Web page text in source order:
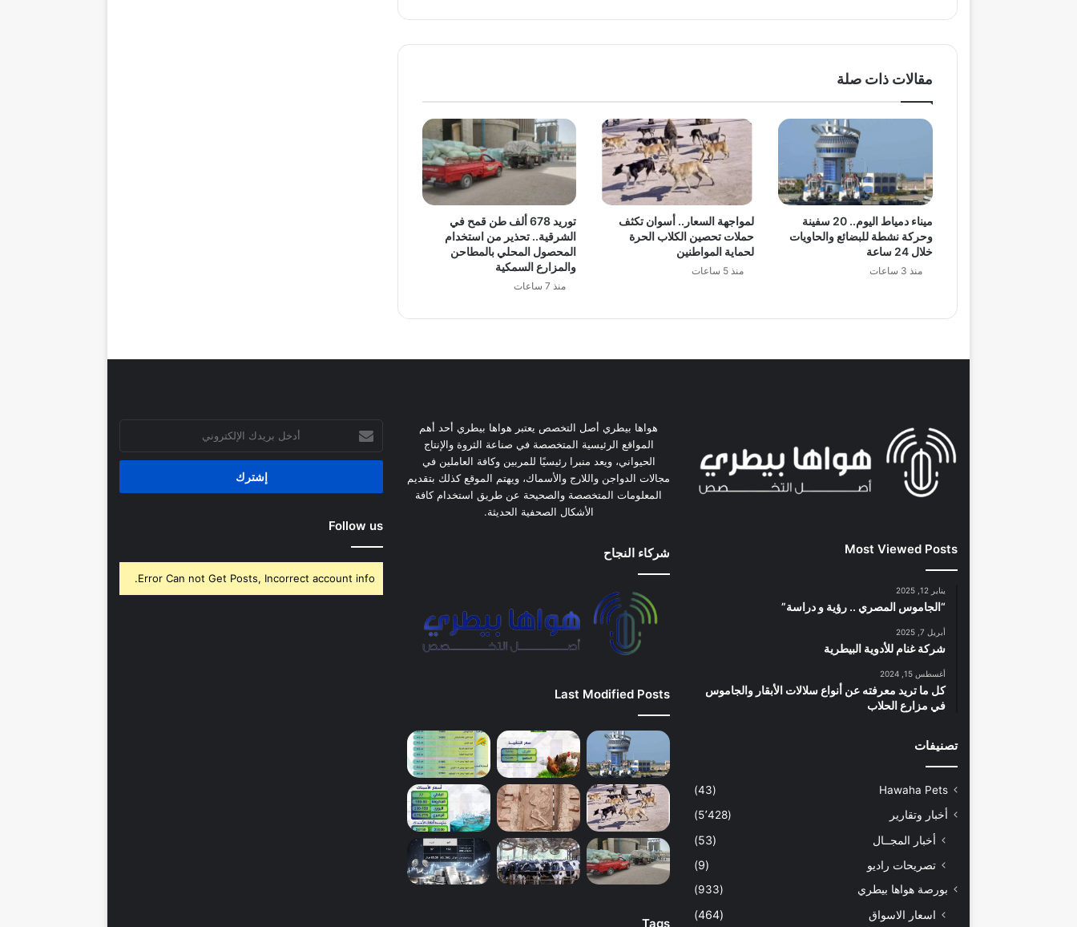
مقالات ذات صلة
ميناء دمياط اليوم.. 20 سفينة
وحركة نشطة للبضائع والحاويات
خلال 24 ساعة
منذ 3 ساعات
لمواجهة السعار.. أسوان تكثف
حملات تحصين الكلاب الحرة
لحماية المواطنين
منذ 5 ساعات
توريد 678 ألف طن قمح في
الشرقية.. تحذير من استخدام
المحصول المحلي بالمطاحن
والمزارع السمكية
منذ 7 ساعات
Most Viewed Posts
يناير 12, 2025
“الجاموس المصري .. رؤية و دراسة”
أبريل 7, 2025
شركة غنام للأدوية البيطرية
أغسطس 15, 2024
كل ما تريد معرفته عن أنواع سلالات الأبقار والجاموس
في مزارع الحلاب
تصنيفات
Hawaha Pets
(43)
أخبار وتقارير
(5٬428)
أخبار المجــال
(53)
تصريحات راديو
(9)
بورصة هواها بيطري (933)
اسعار الاسواق (464)
هواها بيطري أصل التخصص يعتبر هواها بيطري أحد أهم
المواقع الرئيسية المتخصصة في صناعة الثروة والإنتاج
الحيواني، ويعد منبرا رئيسيًا للمربين وكافة العاملين في
مجالات الدواجن واللارج والأسماك، ويهتم الموقع كذلك بتقديم
المعلومات المتخصصة والصحيحة عن طريق استخدام كافة
الأشكال الصحفية الحديثة.
شركاء النجاح
Last Modified Posts
Tags
بريدك
الإلكتروني
Follow us
Error Can not Get Posts, Incorrect account info.